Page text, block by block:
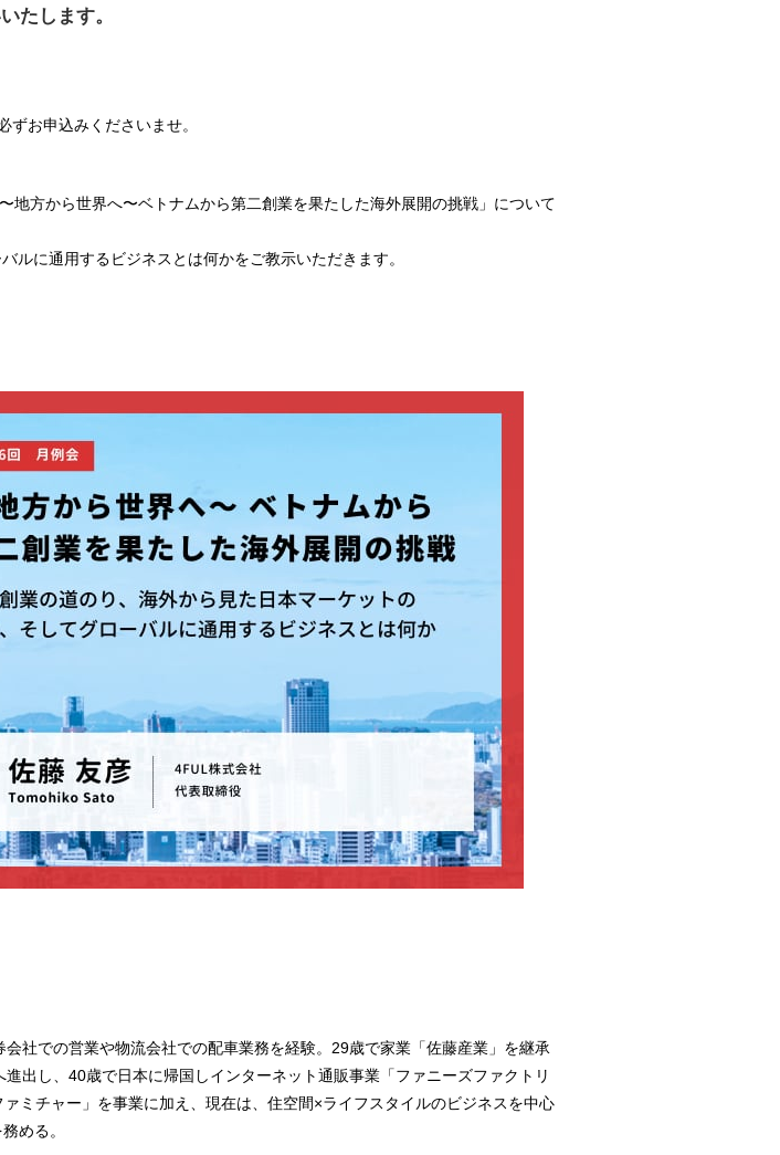
たします。
お申込みくださいませ。
方から世界へ〜ベトナムから第二創業を果たした海外展開の挑戦」について
ルに通用するビジネスとは何かをご教示いただきます。
社での営業や物流会社での配車業務を経験。29歳で家業「佐藤産業」を継承
出し、40歳で日本に帰国しインターネット通販事業「ファニーズファクトリ
ミチャー」を事業に加え、現在は、住空間×ライフスタイルのビジネスを中心
める。